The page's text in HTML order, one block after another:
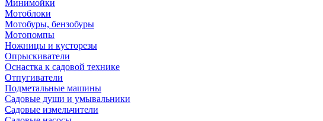
Минимойки
Мотоблоки
Мотобуры, бензобуры
Мотопомпы
Ножницы и кусторезы
Опрыскиватели
Оснастка к садовой технике
Отпугиватели
Подметальные машины
Садовые души и умывальники
Садовые измельчители